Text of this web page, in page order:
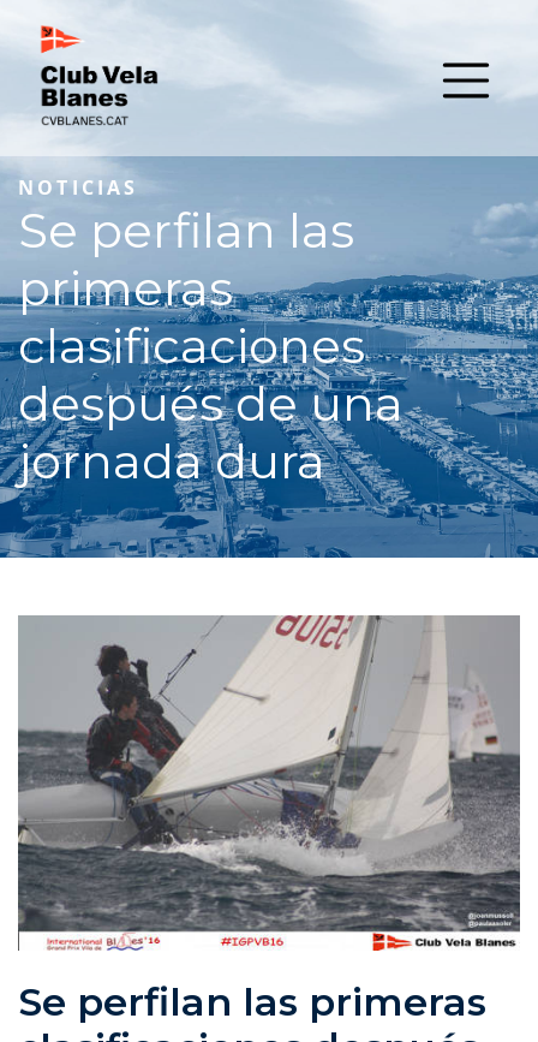
NOTICIAS
Se perfilan las
primeras
clasificaciones
después de una
jornada dura
Se perfilan las primeras